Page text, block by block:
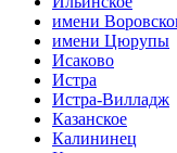
имени
имени Цюрупы
Исаково
Истра
Истра-Вилладж
Казанское
Калининец